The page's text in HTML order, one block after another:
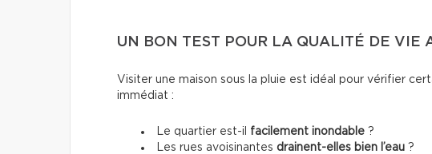
UN BON TEST POUR LA QUALITÉ DE VIE
Visiter une maison sous la pluie est idéal pour vérifier
immédiat :
Le quartier est-il facilement inondable ?
Les rues avoisinantes drainent-elles bien l’eau ?